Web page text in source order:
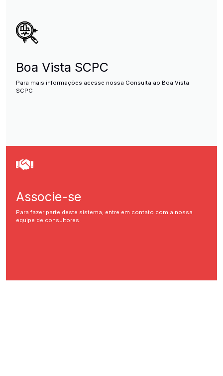
Boa Vista SCPC
Para mais informações acesse nossa Consulta ao Boa Vista
SCPC
Associe-se
Para fazer parte deste sistema, entre em contato com a nossa
equipe de consultores.